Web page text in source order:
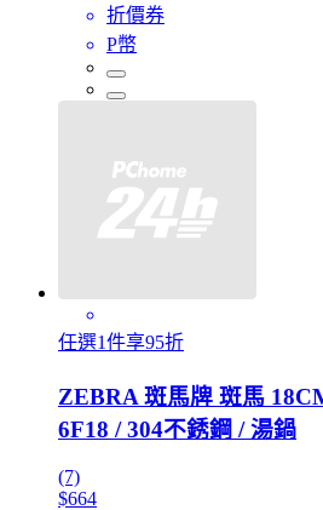
折價券
P幣
任選1件享95折
ZEBRA 斑馬牌 斑馬
6F18 / 304不銹鋼 / 湯鍋
(7)
$664